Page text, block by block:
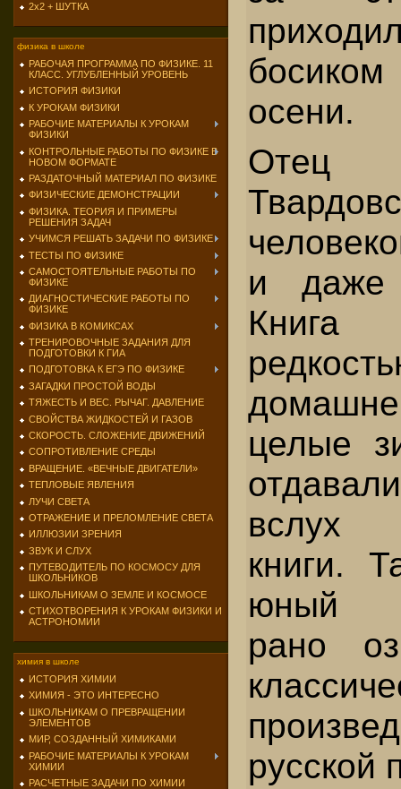
2х2 + ШУТКА
физика в школе
РАБОЧАЯ ПРОГРАММА ПО ФИЗИКЕ. 11
КЛАСС. УГЛУБЛЕННЫЙ УРОВЕНЬ
ИСТОРИЯ ФИЗИКИ
К УРОКАМ ФИЗИКИ
РАБОЧИЕ МАТЕРИАЛЫ К УРОКАМ
ФИЗИКИ
КОНТРОЛЬНЫЕ РАБОТЫ ПО ФИЗИКЕ В
НОВОМ ФОРМАТЕ
РАЗДАТОЧНЫЙ МАТЕРИАЛ ПО ФИЗИКЕ
ФИЗИЧЕСКИЕ ДЕМОНСТРАЦИИ
ФИЗИКА. ТЕОРИЯ И ПРИМЕРЫ
РЕШЕНИЯ ЗАДАЧ
УЧИМСЯ РЕШАТЬ ЗАДАЧИ ПО ФИЗИКЕ
ТЕСТЫ ПО ФИЗИКЕ
САМОСТОЯТЕЛЬНЫЕ РАБОТЫ ПО
ФИЗИКЕ
ДИАГНОСТИЧЕСКИЕ РАБОТЫ ПО
ФИЗИКЕ
ФИЗИКА В КОМИКСАХ
ТРЕНИРОВОЧНЫЕ ЗАДАНИЯ ДЛЯ
ПОДГОТОВКИ К ГИА
ПОДГОТОВКА К ЕГЭ ПО ФИЗИКЕ
ЗАГАДКИ ПРОСТОЙ ВОДЫ
ТЯЖЕСТЬ И ВЕС. РЫЧАГ. ДАВЛЕНИЕ
СВОЙСТВА ЖИДКОСТЕЙ И ГАЗОВ
СКОРОСТЬ. СЛОЖЕНИЕ ДВИЖЕНИЙ
СОПРОТИВЛЕНИЕ СРЕДЫ
ВРАЩЕНИЕ. «ВЕЧНЫЕ ДВИГАТЕЛИ»
ТЕПЛОВЫЕ ЯВЛЕНИЯ
ЛУЧИ СВЕТА
ОТРАЖЕНИЕ И ПРЕЛОМЛЕНИЕ СВЕТА
ИЛЛЮЗИИ ЗРЕНИЯ
ЗВУК И СЛУХ
ПУТЕВОДИТЕЛЬ ПО КОСМОСУ ДЛЯ
ШКОЛЬНИКОВ
ШКОЛЬНИКАМ О ЗЕМЛЕ И КОСМОСЕ
СТИХОТВОРЕНИЯ К УРОКАМ ФИЗИКИ И
АСТРОНОМИИ
химия в школе
ИСТОРИЯ ХИМИИ
ХИМИЯ - ЭТО ИНТЕРЕСНО
ШКОЛЬНИКАМ О ПРЕВРАЩЕНИИ
ЭЛЕМЕНТОВ
МИР, СОЗДАННЫЙ ХИМИКАМИ
РАБОЧИЕ МАТЕРИАЛЫ К УРОКАМ
ХИМИИ
РАСЧЕТНЫЕ ЗАДАЧИ ПО ХИМИИ
осени.
Отец
и даже
целые
вслух
книги.
юный
рано
русской